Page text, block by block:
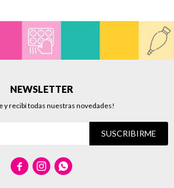
NEWSLETTER
y recibí todas nuestras novedades!
SUSCRIBIRME
  